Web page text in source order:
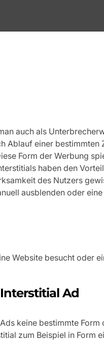
auch als
Ablauf einer
Form der Werbung
haben den
des Nutzers
ausblenden oder
Website besucht oder
Ad
keine bestimmte
zum Beispiel in Form